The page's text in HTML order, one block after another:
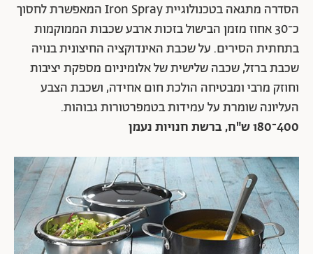
הסדרה מתגאה בטכנולוגיית Iron Spray המאפשרת לחסוך
כ־30 אחוז מזמן הבישול בזכות ארבע שכבות הממוקמות
בתחתית הסירים. על שכבת האינדוקציה החיצונית בנויה
שכבת ברזל, שכבה שלישית של אלומיניום מספקת יציבות
וחוזק מרבי ומבטיחה הולכת חום אחידה, ושכבת הצבע
העליונה שומרת על עמידות בטמפרטורות גבוהות.
400־180 ש"ח, ברשת חנויות נעמן